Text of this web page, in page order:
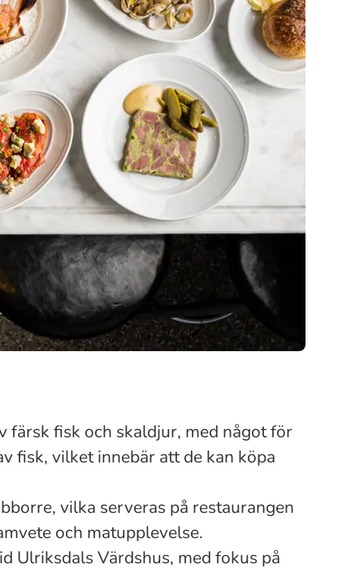
färsk fisk och skaldjur, med något för
fisk, vilket innebär att de kan köpa
vilka serveras på restaurangen
och matupplevelse.
Ulriksdals Värdshus, med fokus på